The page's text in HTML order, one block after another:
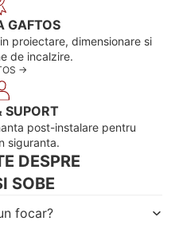
GAFTOS
proiectare, dimensionare si
de incalzire.
->
SUPORT
post-instalare pentru
siguranta.
DESPRE
SOBE
focar?